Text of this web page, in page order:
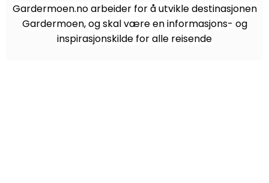
Gardermoen.no arbeider for å utvikle destinasjonen
Gardermoen, og skal være en informasjons- og
inspirasjonskilde for alle reisende